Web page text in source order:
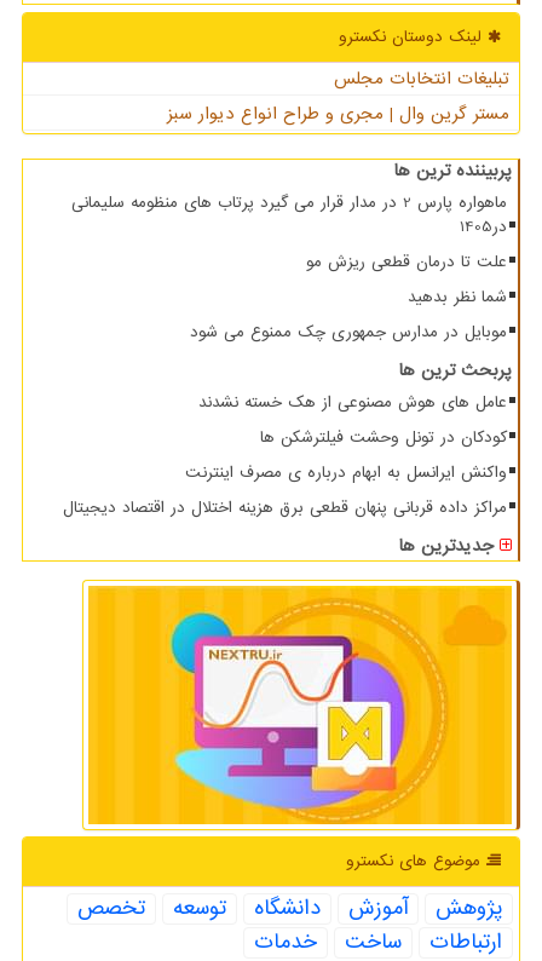
لینک دوستان نكسترو
تبلیغات انتخابات مجلس
مستر گرین وال | مجری و طراح انواع دیوار سبز
پربیننده ترین ها
ماهواره پارس 2 در مدار قرار می گیرد پرتاب های منظومه سلیمانی
در1405
علت تا درمان قطعی ریزش مو
شما نظر بدهید
موبایل در مدارس جمهوری چک ممنوع می شود
پربحث ترین ها
عامل های هوش مصنوعی از هک خسته نشدند
کودکان در تونل وحشت فیلترشکن ها
واکنش ایرانسل به ابهام درباره ی مصرف اینترنت
مراکز داده قربانی پنهان قطعی برق هزینه اختلال در اقتصاد دیجیتال
جدیدترین ها
موضوع های نكسترو
پژوهش آموزش دانشگاه توسعه
تخصص
ارتباطات
ساخت خدمات